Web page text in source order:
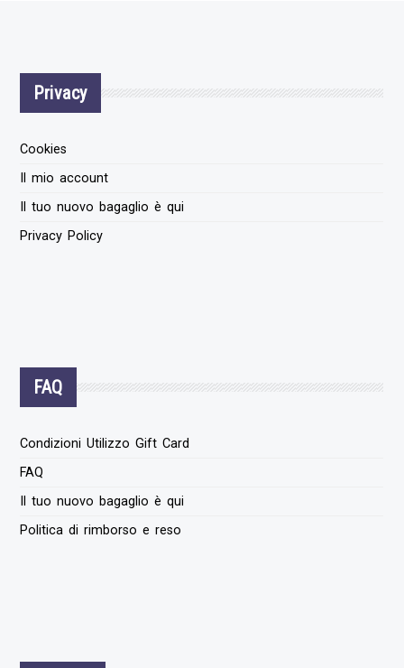
Privacy
Cookies
Il mio account
Il tuo nuovo bagaglio è qui
Privacy Policy
FAQ
Condizioni Utilizzo Gift Card
FAQ
Il tuo nuovo bagaglio è qui
Politica di rimborso e reso